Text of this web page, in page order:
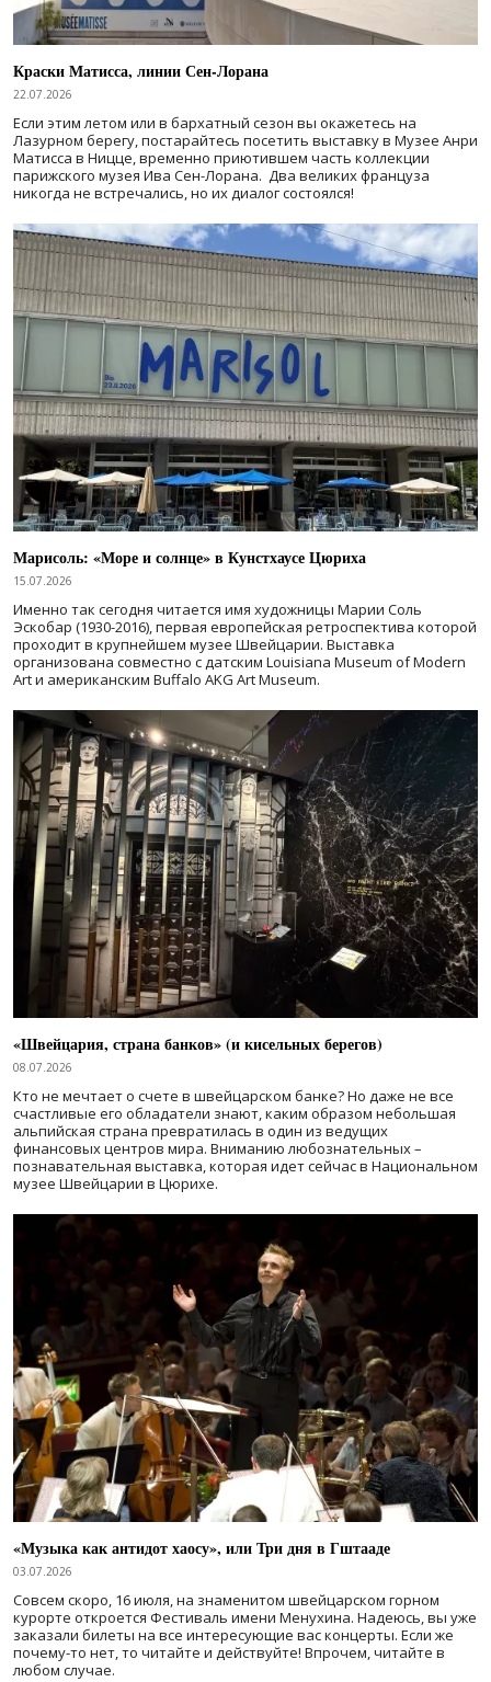
Краски Матисса, линии Сен-Лорана
22.07.2026
Если этим летом или в бархатный сезон вы окажетесь на
Лазурном берегу, постарайтесь посетить выставку в Музее Анри
Матисса в Ницце, временно приютившем часть коллекции
парижского музея Ива Сен-Лорана. Два великих француза
никогда не встречались, но их диалог состоялся!
Марисоль: «Море и солнце» в Кунстхаусе Цюриха
15.07.2026
Именно так сегодня читается имя художницы Марии Соль
Эскобар (1930-2016), первая европейская ретроспектива которой
проходит в крупнейшем музее Швейцарии. Выставка
организована совместно с датским Louisiana Museum of Modern
Art и американским Buffalo AKG Art Museum.
«Швейцария, страна банков» (и кисельных берегов)
08.07.2026
Кто не мечтает о счете в швейцарском банке? Но даже не все
счастливые его обладатели знают, каким образом небольшая
альпийская страна превратилась в один из ведущих
финансовых центров мира. Вниманию любознательных –
познавательная выставка, которая идет сейчас в Национальном
музее Швейцарии в Цюрихе.
«Музыка как антидот хаосу», или Три дня в Гштааде
03.07.2026
Совсем скоро, 16 июля, на знаменитом швейцарском горном
курорте откроется Фестиваль имени Менухина. Надеюсь, вы уже
заказали билеты на все интересующие вас концерты. Если же
почему-то нет, то читайте и действуйте! Впрочем, читайте в
любом случае.